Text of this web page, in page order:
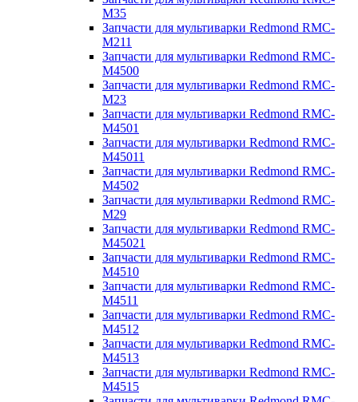
M35
Запчасти для мультиварки Redmond RMC-
M211
Запчасти для мультиварки Redmond RMC-
M4500
Запчасти для мультиварки Redmond RMC-
M23
Запчасти для мультиварки Redmond RMC-
M4501
Запчасти для мультиварки Redmond RMC-
M45011
Запчасти для мультиварки Redmond RMC-
M4502
Запчасти для мультиварки Redmond RMC-
M29
Запчасти для мультиварки Redmond RMC-
M45021
Запчасти для мультиварки Redmond RMC-
M4510
Запчасти для мультиварки Redmond RMC-
M4511
Запчасти для мультиварки Redmond RMC-
M4512
Запчасти для мультиварки Redmond RMC-
M4513
Запчасти для мультиварки Redmond RMC-
M4515